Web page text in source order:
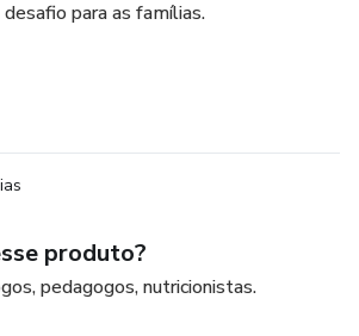
para as famílias.
produto?
pedagogos, nutricionistas.